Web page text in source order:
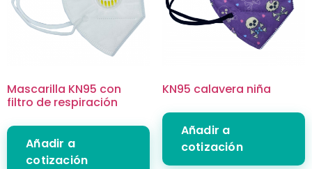
Mascarilla KN95 con
filtro de respiración
Añadir a
cotización
KN95 calavera niña
Añadir a
cotización